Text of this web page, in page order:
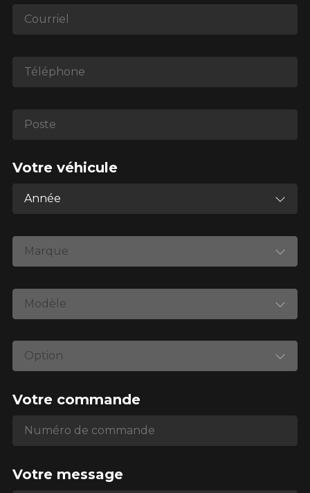
Votre véhicule
Marque
Modèle
Option
Votre commande
Votre message
l'exactitude de l'information sur votre véhicule directement
avant de commander.